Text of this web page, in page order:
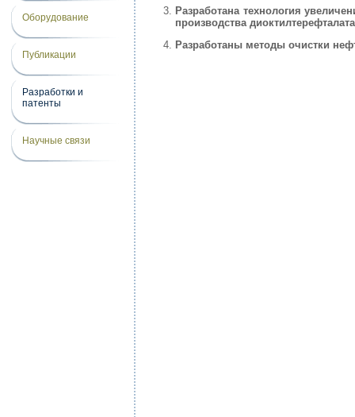
Оборудование
Публикации
Разработки и
патенты
Научные связи
Разработана технология
производства
Разработаны методы очистки